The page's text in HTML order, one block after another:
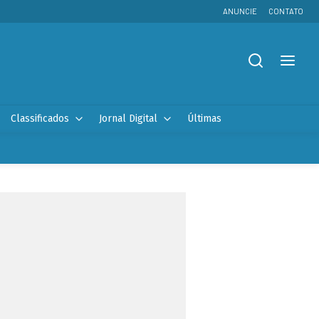
ANUNCIE CONTATO
Classificados Jornal Digital Últimas